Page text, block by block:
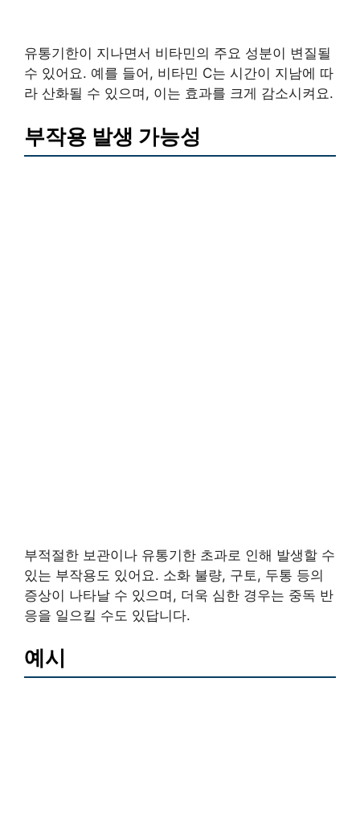
유통기한이 지나면서 비타민의 주요 성분이 변질될
수 있어요. 예를 들어, 비타민 C는 시간이 지남에 따
라 산화될 수 있으며, 이는 효과를 크게 감소시켜요.
부작용 발생 가능성
부적절한 보관이나 유통기한 초과로 인해 발생할 수
있는 부작용도 있어요. 소화 불량, 구토, 두통 등의
증상이 나타날 수 있으며, 더욱 심한 경우는 중독 반
응을 일으킬 수도 있답니다.
예시